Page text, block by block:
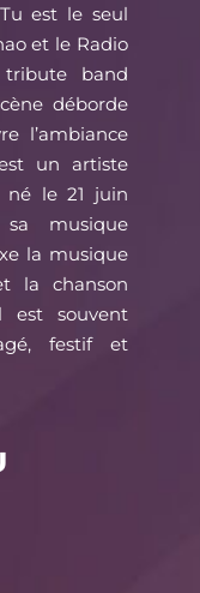
est le seul
et le Radio
tribute band
déborde
l’ambiance
un artiste
né le 21 juin
musique
la musique
la chanson
est souvent
festif et